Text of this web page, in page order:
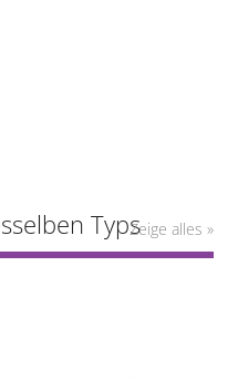
TypsZeige alles »